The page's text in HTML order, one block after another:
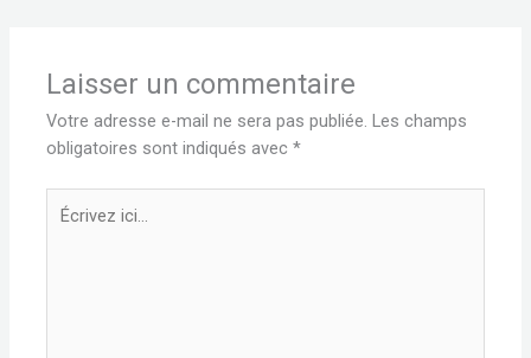
Laisser un commentaire
Votre adresse e-mail ne sera pas publiée. Les champs
obligatoires sont indiqués avec*
Écrivez
ici…